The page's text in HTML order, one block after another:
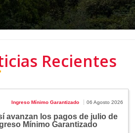
Recientes
Ingreso Mínimo Garantizado 06 Agosto 2026
avanzan los pagos de julio de
Mínimo Garantizado